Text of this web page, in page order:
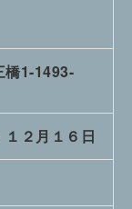
橋1-1493-
２月１６日